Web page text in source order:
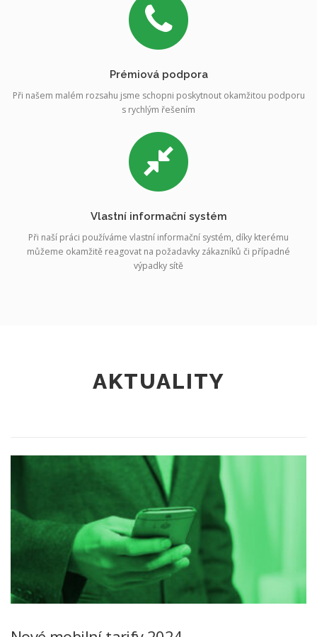
Prémiová podpora
Při našem malém rozsahu jsme schopni poskytnout okamžitou podporu
s rychlým řešením
Vlastní informační systém
Při naší práci používáme vlastní informační systém, díky kterému
můžeme okamžitě reagovat na požadavky zákazníků či případné
výpadky sítě
AKTUALITY